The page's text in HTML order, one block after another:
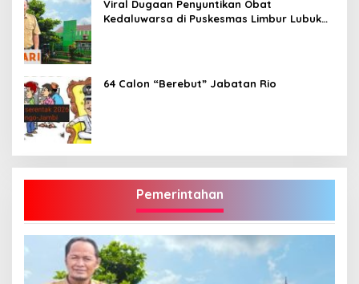
Viral Dugaan Penyuntikan Obat
Kedaluwarsa di Puskesmas Limbur Lubuk
64 Calon “Berebut” Jabatan Rio
Pemerintahan